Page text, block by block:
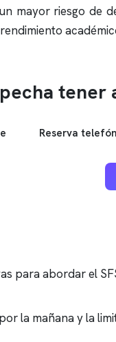
mayor riesgo de
Reserva
para abordar el
la mañana y la